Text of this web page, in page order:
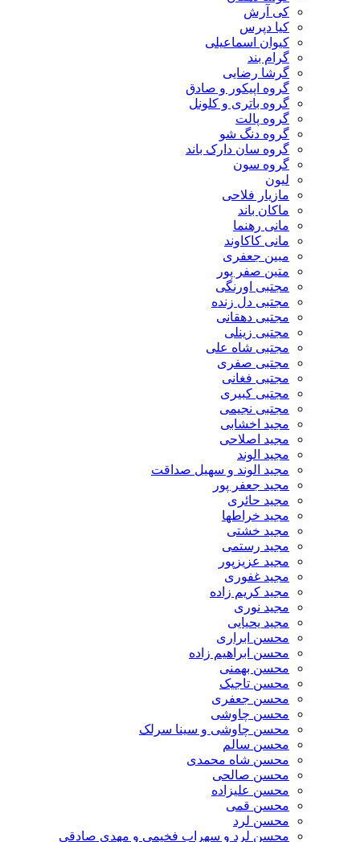
کی آرش
کیا دپرس
کیوان اسماعیلی
گرام بند
گرشا رضایی
گروه اپیکور و صادق
گروه باتری و کلونل
گروه پالت
گروه دنگ شو
گروه سان دارک باند
گروه سون
لیون
مازیار فلاحی
ماکان باند
مانی رهنما
مانی کاکاوند
مبین جعفری
متین صفر پور
مجتبی اورنگی
مجتبی دل زنده
مجتبی دهقانی
مجتبی زینلی
مجتبی شاه علی
مجتبی صفری
مجتبی فغانی
مجتبی کبیری
مجتبی نجیمی
مجید اخشابی
مجید اصلاحی
مجید الوند‎
مجید الوند و سهیل صداقت
مجید جعفر پور
مجید حائری
مجید خراطها
مجید خشتی
مجید رستمی
مجید عزیزپور
مجید غفوری
مجید کریم زاده
مجید نوری
مجید یحیایی
محسن ابراری
محسن ابراهیم زاده
محسن بهمنی
محسن تاجیک
محسن جعفری
محسن چاوشی
محسن چاوشی و سینا سرلک
محسن سالم
محسن شاه محمدی
محسن صالحی
محسن علیزاده
محسن قمی
محسن لرد
محسن لرد و سهراب فخیمی و مهدی صادقی